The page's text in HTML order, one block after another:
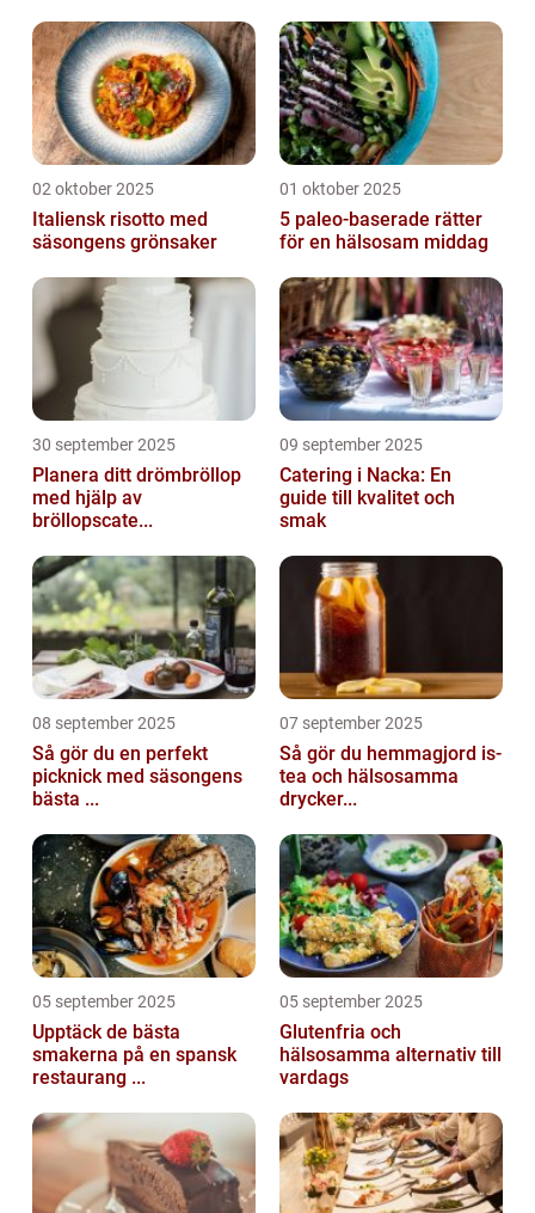
02 oktober 2025
Italiensk risotto med
säsongens grönsaker
01 oktober 2025
5 paleo-baserade rätter
för en hälsosam middag
30 september 2025
Planera ditt drömbröllop
med hjälp av
bröllopscate...
09 september 2025
Catering i Nacka: En
guide till kvalitet och
smak
08 september 2025
Så gör du en perfekt
picknick med säsongens
bästa ...
07 september 2025
Så gör du hemmagjord is-
tea och hälsosamma
drycker...
05 september 2025
Upptäck de bästa
smakerna på en spansk
restaurang ...
05 september 2025
Glutenfria och
hälsosamma alternativ till
vardags